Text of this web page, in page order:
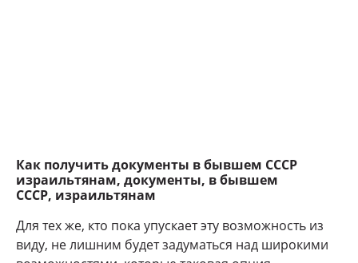
Как получить документы в бывшем СССР
израильтянам, документы, в бывшем
СССР, израильтянам
Для тех же, кто пока упускает эту возможность из
виду, не лишним будет задуматься над широкими